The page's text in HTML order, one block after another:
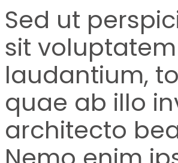
Sed ut
sit
laudantium,
quae ab illo
architecto